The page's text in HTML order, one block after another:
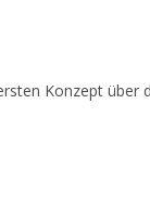
Konzept über